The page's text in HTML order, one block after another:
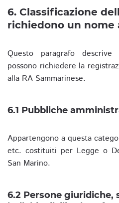
6. Classificazione
richiedono un nome
Questo paragrafo
possono richiedere la
alla RA Sammarinese.
6.1 Pubbliche
Appartengono a questa
etc. costituiti per Legge o
San Marino.
6.2 Persone giuridiche,